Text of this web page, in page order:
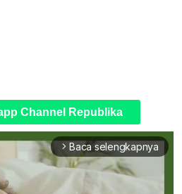
Channel Republika
arrow_forward_ios Baca selengkapnya